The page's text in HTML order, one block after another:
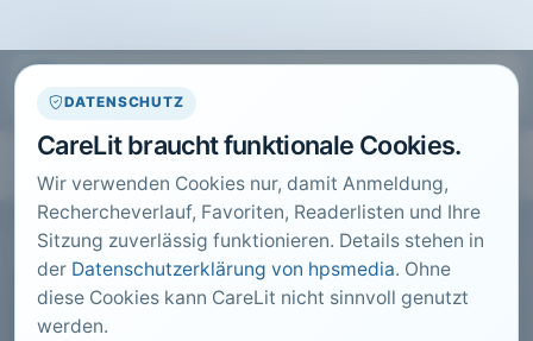
DATENSCHUTZ
CareLit braucht funktionale Cookies.
Wir verwenden Cookies nur, damit Anmeldung,
Rechercheverlauf, Favoriten, Readerlisten und Ihre
Sitzung zuverlässig funktionieren. Details stehen in
der Datenschutzerklärung von hpsmedia. Ohne
diese Cookies kann CareLit nicht sinnvoll genutzt
werden.CARELIT FACHARTIKEL